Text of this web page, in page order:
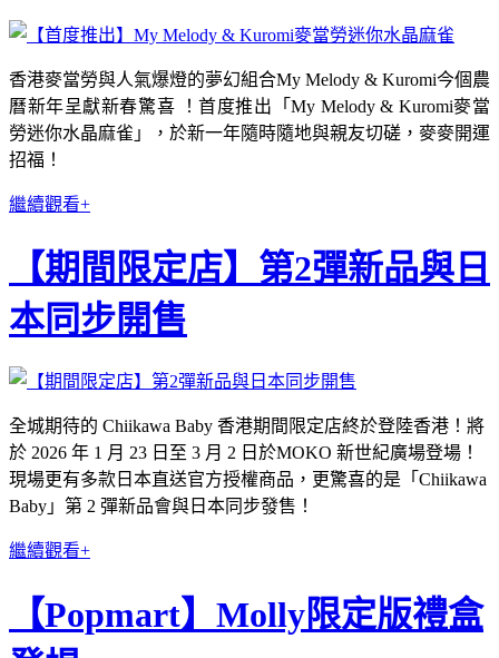
香港麥當勞與人氣爆燈的夢幻組合My Melody & Kuromi今個農
曆新年呈獻新春驚喜 ！首度推出「My Melody & Kuromi麥當
勞迷你水晶麻雀」，於新一年隨時隨地與親友切磋，麥麥開運
招福！
繼續觀看+
【期間限定店】第2彈新品與日
本同步開售
全城期待的 Chiikawa Baby 香港期間限定店終於登陸香港！將
於 2026 年 1 月 23 日至 3 月 2 日於MOKO 新世紀廣場登場！
現場更有多款日本直送官方授權商品，更驚喜的是「Chiikawa
Baby」第 2 彈新品會與日本同步發售！
繼續觀看+
【Popmart】Molly限定版禮盒